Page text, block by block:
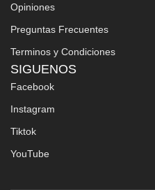
Opiniones
Preguntas Frecuentes
Terminos y Condiciones
SIGUENOS
Facebook
Instagram
Tiktok
YouTube